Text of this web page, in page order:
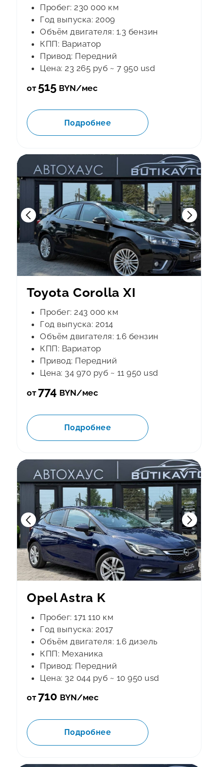
Пробег: 230 000 км
Год выпуска: 2009
Объём двигателя: 1.3 бензин
КПП: Вариатор
Привод: Передний
Цена: 23 265 руб ~ 7 950 usd
от 515 BYN/мес
Подробнее
Toyota Corolla XI
Пробег: 243 000 км
Год выпуска: 2014
Объём двигателя: 1.6 бензин
КПП: Вариатор
Привод: Передний
Цена: 34 970 руб ~ 11 950 usd
от774 BYN/мес
Подробнее
Opel Astra K
Пробег: 171 110 км
Год выпуска: 2017
Объём двигателя: 1.6 дизель
КПП: Механика
Привод: Передний
Цена: 32 044 руб ~ 10 950 usd
от710 BYN/мес
Подробнее